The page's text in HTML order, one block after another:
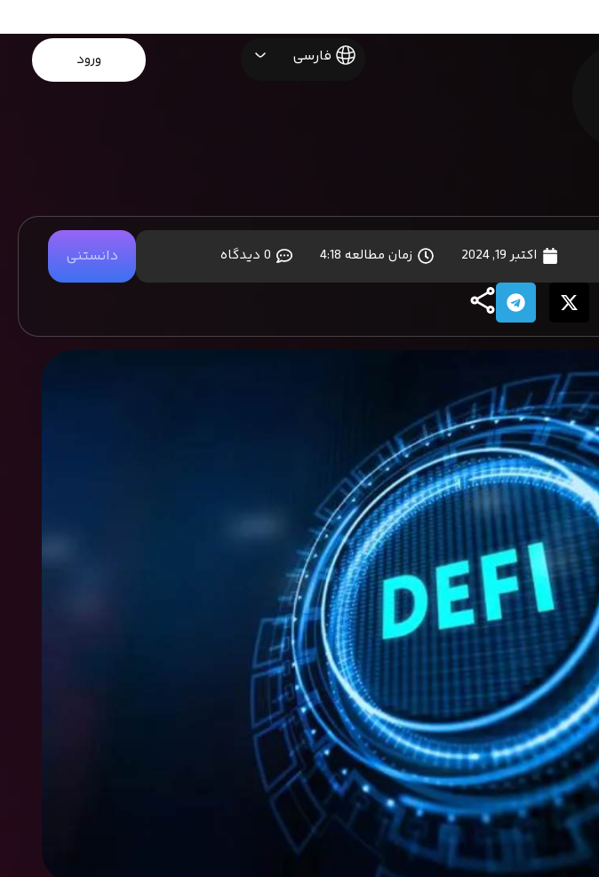
فارسی ورود
اکتبر 19, 2024 زمان مطالعه 4:18 0 دیدگاه دانستنی